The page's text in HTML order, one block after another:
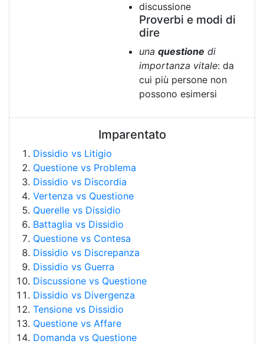
discussione
Proverbi e modi di
dire
una questione di
importanza vitale: da
cui più persone non
possono esimersi
Imparentato
Dissidio vs Litigio
Questione vs Problema
Dissidio vs Discordia
Vertenza vs Questione
Querelle vs Dissidio
Battaglia vs Dissidio
Questione vs Contesa
Dissidio vs Discrepanza
Dissidio vs Guerra
Discussione vs Questione
Dissidio vs Divergenza
Tensione vs Dissidio
Questione vs Affare
Domanda vs Questione